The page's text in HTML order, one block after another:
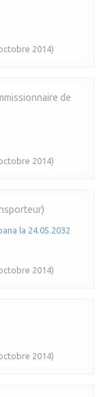
2014)
de
2014)
la 24.05.2032
2014)
2014)